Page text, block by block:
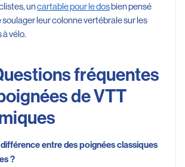
uncartable pour le dosbien pensé
leur colonne vertébrale sur les
vélo.
fréquentes
de VTT
entre des poignées classiques
?